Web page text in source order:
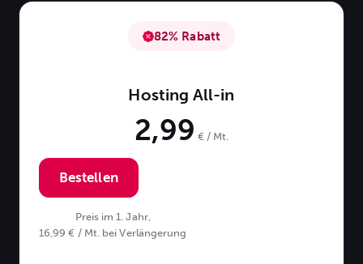
82% Rabatt
Hosting All-in
2,99 € / Mt.
Bestellen
Preis im 1. Jahr,
16,99 € / Mt. bei Verlängerung